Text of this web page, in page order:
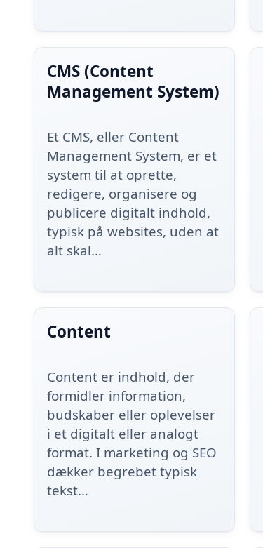
CMS (Content
Management System)
Et CMS, eller Content
Management System, er et
system til at oprette,
redigere, organisere og
publicere digitalt indhold,
typisk på websites, uden at
alt skal…
Content
Content er indhold, der
formidler information,
budskaber eller oplevelser
i et digitalt eller analogt
format. I marketing og SEO
dækker begrebet typisk
tekst…